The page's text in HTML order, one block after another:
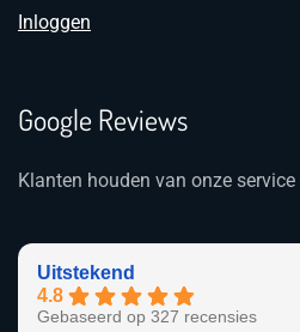
Inloggen
Google Reviews
Klanten houden van onze
Uitstekend
4.8
Gebaseerd op 327 recensies